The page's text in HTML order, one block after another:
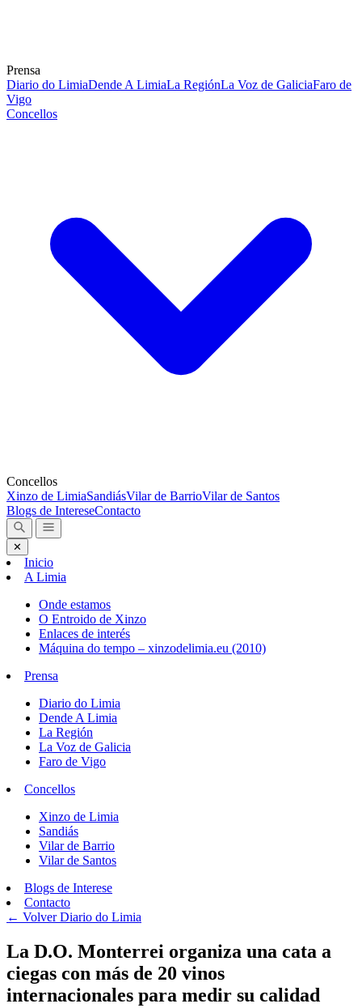
Prensa
Diario do LimiaDende A LimiaLa RegiónLa Voz de GaliciaFaro de
Vigo
Concellos
Concellos
Xinzo de LimiaSandiásVilar de BarrioVilar de Santos
Blogs de IntereseContacto
✕
Inicio
A Limia
Onde estamos
O Entroido de Xinzo
Enlaces de interés
Máquina do tempo – xinzodelimia.eu (2010)
Prensa
Diario do Limia
Dende A Limia
La Región
La Voz de Galicia
Faro de Vigo
Concellos
Xinzo de Limia
Sandiás
Vilar de Barrio
Vilar de Santos
Blogs de Interese
Contacto
← VolverDiario do Limia
La D.O. Monterrei organiza una cata a
ciegas con más de 20 vinos
internacionales para medir su calidad